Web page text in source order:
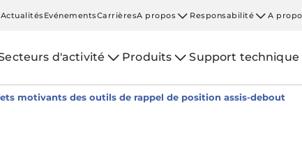
ActualitésEvénementsCarrièresA propos Responsabilité A
d'activité Produits Support technique
motivants des outils de rappel de position assis-debout